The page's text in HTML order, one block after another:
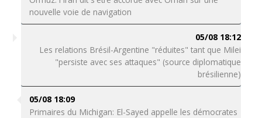
nouvelle voie de navigation
05/08 18:12
Les relations Brésil-Argentine "réduites" tant que Milei
"persiste avec ses attaques" (source diplomatique
brésilienne)
05/08 18:09
Primaires du Michigan: El-Sayed appelle les démocrates